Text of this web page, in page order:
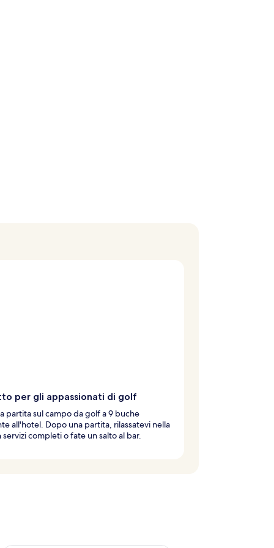
per gli appassionati di golf
partita sul campo da golf a 9 buche
all'hotel. Dopo una partita, rilassatevi nella
servizi completi o fate un salto al bar.